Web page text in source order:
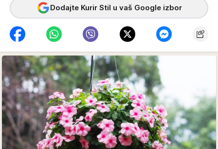
Dodajte Kurir Stil u vaš Google izbor